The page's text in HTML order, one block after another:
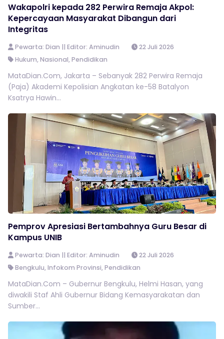
Wakapolri kepada 282 Perwira Remaja Akpol:
Kepercayaan Masyarakat Dibangun dari
Integritas
Pewarta: Dian || Editor: Aminudin
22 Juli 2026
Hukum, Nasional, Pendidikan
MataDian.Com, Jakarta – Sebanyak 282 Perwira Remaja
(Paja) Akademi Kepolisian Angkatan ke-58 Batalyon
Ksatrya Hawin...
Pemprov Apresiasi Bertambahnya Guru Besar di
Kampus UNIB
Pewarta: Dian || Editor: Aminudin
22 Juli 2026
Bengkulu, Infokom Provinsi, Pendidikan
MataDian.Com – Gubernur Bengkulu, Helmi Hasan, yang
diwakili Staf Ahli Gubernur Bidang Kemasyarakatan dan
Sumber...